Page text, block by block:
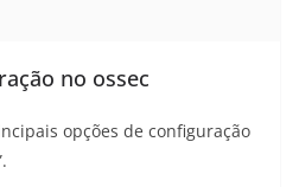
no ossec
opções de configuração